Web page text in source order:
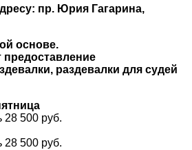
пр. Юрия Гагарина,
основе.
предоставление
раздевалки для судей
28 500 руб.
28 500 руб.